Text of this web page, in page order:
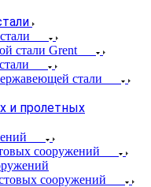
стали Grent
стали
и пролетных
сооружений
сооружений